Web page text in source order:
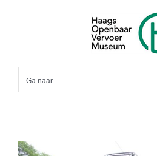
Ga naar...